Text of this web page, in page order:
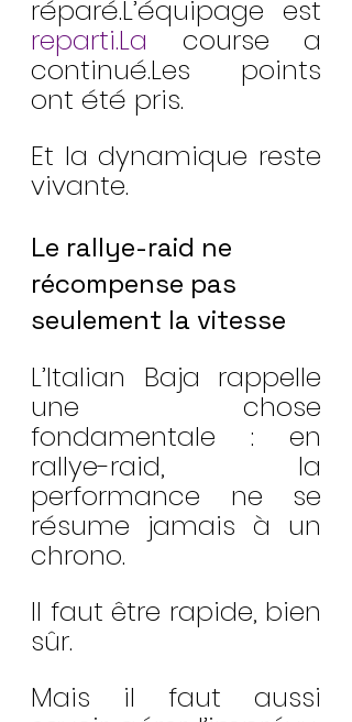
reparti.La course a
continué.Les points
ont été pris.
Et la dynamique reste
vivante.
Le rallye-raid ne
récompense pas
seulement la vitesse
L’Italian Baja rappelle
une chose
fondamentale : en
rallye-raid, la
performance ne se
résume jamais à un
chrono.
Il faut être rapide, bien
sûr.
Mais il faut aussi